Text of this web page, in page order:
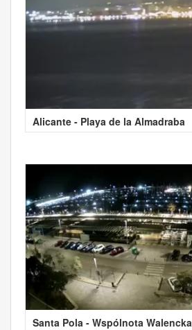
Alicante - Playa de la Almadraba
Santa Pola - Wspólnota Walencka